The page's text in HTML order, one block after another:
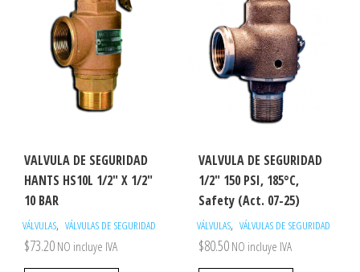
VALVULA DE SEGURIDAD
HANTS HS10L 1/2″ X 1/2″
10 BAR
VÁLVULAS, VÁLVULAS DE SEGURIDAD
$73.20 NO incluye IVA
VALVULA DE SEGURIDAD
1/2″ 150 PSI, 185°C,
Safety (Act. 07-25)
VÁLVULAS, VÁLVULAS DE SEGURIDAD
$80.50 NO incluye IVA